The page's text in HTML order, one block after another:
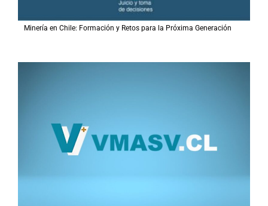
Minería en Chile: Formación y Retos para la Próxima Generación